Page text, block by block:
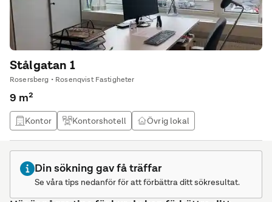
Stålgatan 1
Rosersberg • Rosenqvist Fastigheter
9 m²
Kontor Kontorshotell Övrig lokal
Din sökning gav få träffar
Se våra tips nedanför för att förbättra ditt sökresultat.